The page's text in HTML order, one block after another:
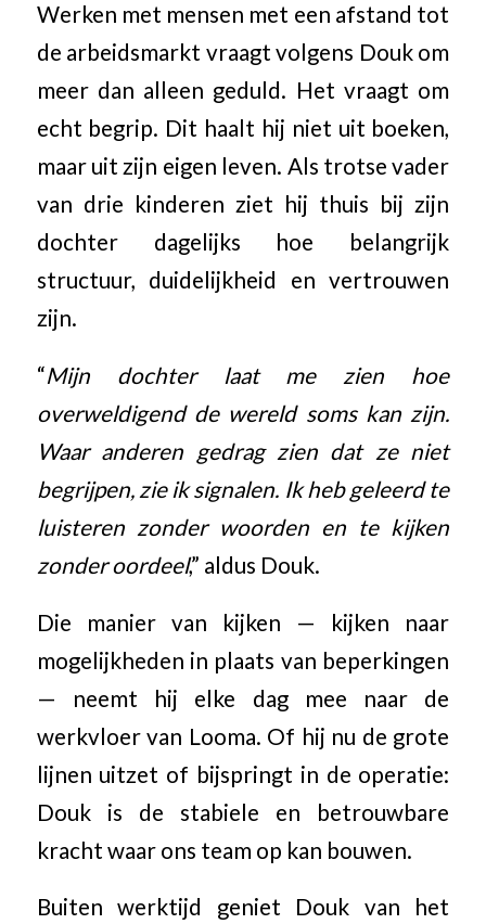
Werken met mensen met een afstand tot
de arbeidsmarkt vraagt volgens Douk om
meer dan alleen geduld. Het vraagt om
echt begrip. Dit haalt hij niet uit boeken,
maar uit zijn eigen leven. Als trotse vader
van drie kinderen ziet hij thuis bij zijn
dochter dagelijks hoe belangrijk
structuur, duidelijkheid en vertrouwen
zijn.
“Mijn dochter laat me zien hoe
overweldigend de wereld soms kan zijn.
Waar anderen gedrag zien dat ze niet
begrijpen, zie ik signalen. Ik heb geleerd te
luisteren zonder woorden en te kijken
zonder oordeel,” aldus Douk.
Die manier van kijken — kijken naar
mogelijkheden in plaats van beperkingen
— neemt hij elke dag mee naar de
werkvloer van Looma. Of hij nu de grote
lijnen uitzet of bijspringt in de operatie:
Douk is de stabiele en betrouwbare
kracht waar ons team op kan bouwen.
Buiten werktijd geniet Douk van het